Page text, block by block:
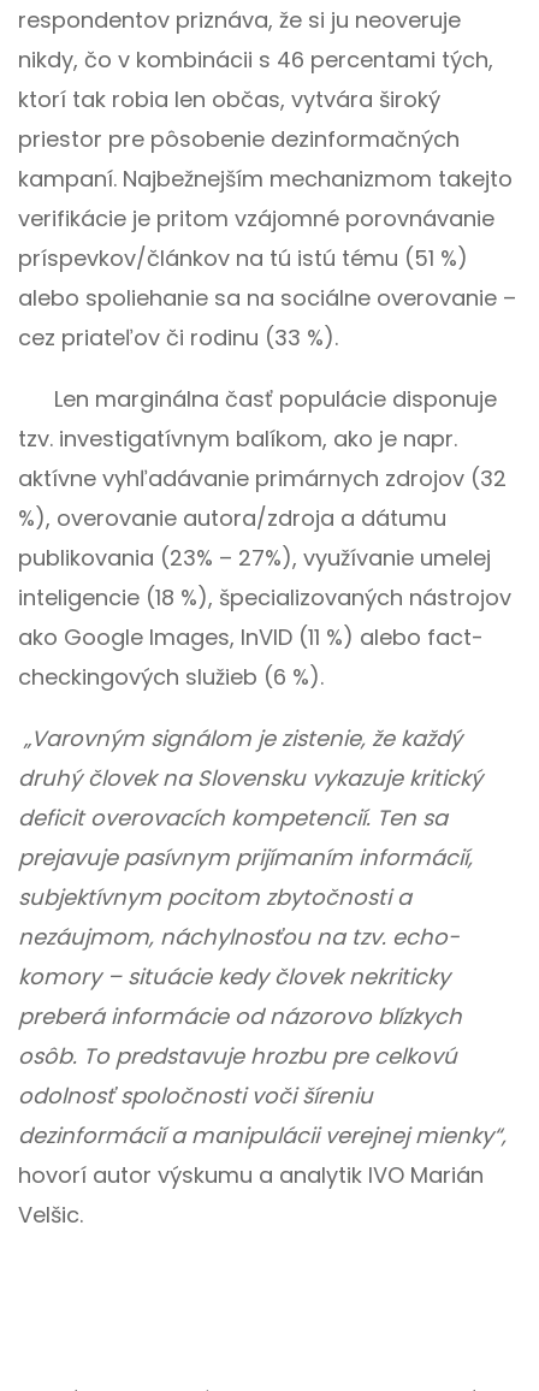
respondentov priznáva, že si ju neoveruje
nikdy, čo v kombinácii s 46 percentami tých,
ktorí tak robia len občas, vytvára široký
priestor pre pôsobenie dezinformačných
kampaní. Najbežnejším mechanizmom takejto
verifikácie je pritom vzájomné porovnávanie
príspevkov/článkov na tú istú tému (51 %)
alebo spoliehanie sa na sociálne overovanie –
cez priateľov či rodinu (33 %).
Len marginálna časť populácie disponuje
tzv. investigatívnym balíkom, ako je napr.
aktívne vyhľadávanie primárnych zdrojov (32
%), overovanie autora/zdroja a dátumu
publikovania (23% – 27%), využívanie umelej
inteligencie (18 %), špecializovaných nástrojov
ako Google Images, InVID (11 %) alebo fact-
checkingových služieb (6 %).
„Varovným signálom je zistenie, že každý
druhý človek na Slovensku vykazuje kritický
deficit overovacích kompetencií. Ten sa
prejavuje pasívnym prijímaním informácií,
subjektívnym pocitom zbytočnosti a
nezáujmom, náchylnosťou na tzv. echo-
komory – situácie kedy človek nekriticky
preberá informácie od názorovo blízkych
osôb. To predstavuje hrozbu pre celkovú
odolnosť spoločnosti voči šíreniu
dezinformácií a manipulácii verejnej mienky“,
hovorí autor výskumu a analytik IVO Marián
Velšic.